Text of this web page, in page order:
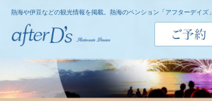
熱海や伊豆などの観光情報を掲載。熱海のペンション「アフターデイズ」